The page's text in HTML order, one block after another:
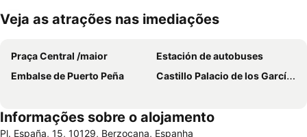
Ampliar mapa
Veja as atrações nas imediações
Praça Central /maior
Estación de autobuses
Embalse de Puerto Peña
Castillo Palacio de los García Bejarano
Informações sobre o alojamento
Pl. España, 15, 10129, Berzocana, Espanha